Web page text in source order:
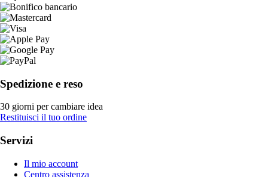
Spedizione e reso
30 giorni per cambiare idea
Restituisci il tuo ordine
Servizi
Il mio account
Centro assistenza